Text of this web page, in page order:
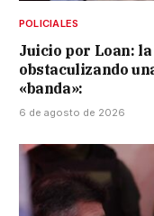
POLICIALES
Juicio por Loan:
obstaculizando
«banda»:
6 de agosto de 2026